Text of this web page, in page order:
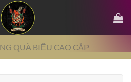
QUÀ BIẾU CAO CẤP